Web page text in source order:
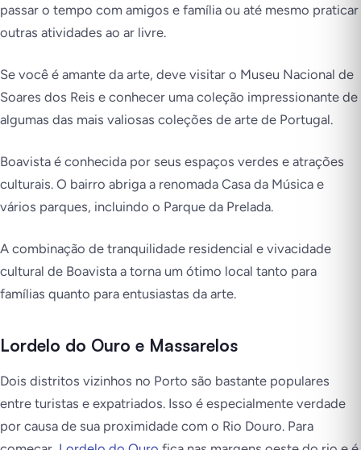
passar o tempo com amigos e família ou até mesmo praticar
outras atividades ao ar livre.
Se você é amante da arte, deve visitar o Museu Nacional de
Soares dos Reis e conhecer uma coleção impressionante de
algumas das mais valiosas coleções de arte de Portugal.
Boavista é conhecida por seus espaços verdes e atrações
culturais. O bairro abriga a renomada Casa da Música e
vários parques, incluindo o Parque da Prelada.
A combinação de tranquilidade residencial e vivacidade
cultural de Boavista a torna um ótimo local tanto para
famílias quanto para entusiastas da arte.
Lordelo do Ouro e Massarelos
Dois distritos vizinhos no Porto são bastante populares
entre turistas e expatriados. Isso é especialmente verdade
por causa de sua proximidade com o Rio Douro. Para